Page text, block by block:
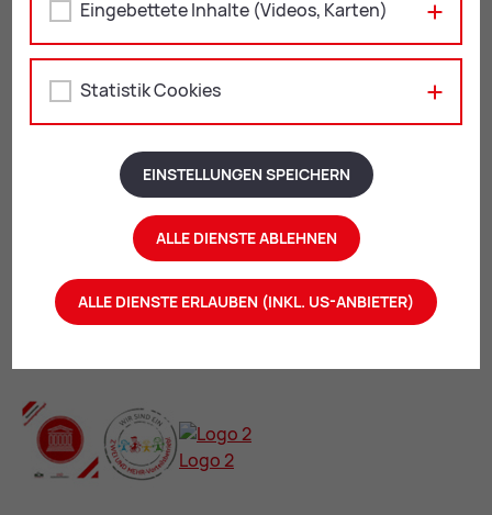
KulturQuartier Leoben
Leopoldine-Pohl-Platz 1
8700 Leoben
kulturquartier@leoben.at
Öffnungszeiten:
aktuelle Öffnungszeiten
Eingebettete Inhalte (Videos, Karten)
Statistik Cookies
EINSTELLUNGEN SPEICHERN
ALLE DIENSTE ABLEHNEN
ALLE DIENSTE ERLAUBEN (INKL. US-ANBIETER)